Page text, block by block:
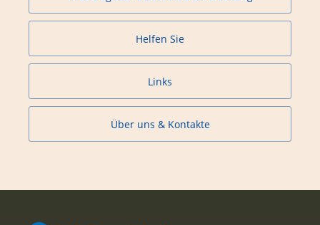
Helfen Sie
Links
Über uns & Kontakte